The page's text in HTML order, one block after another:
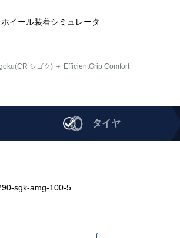
ホイール装着シミュレータ
シゴク) ＋ EfficientGrip Comfort
タイヤ
sgk-amg-100-5